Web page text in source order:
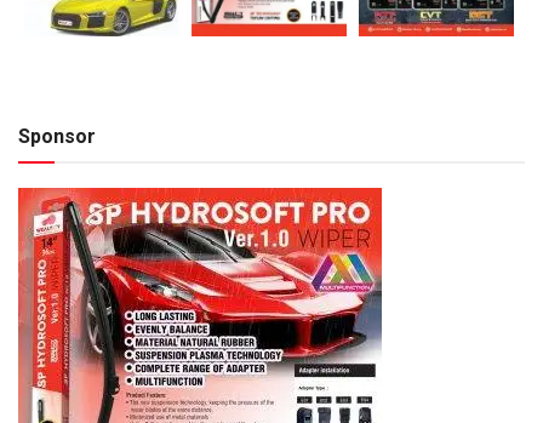
Sponsor